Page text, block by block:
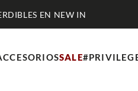
EN NEW IN
SALE